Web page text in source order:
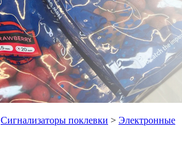
Сигнализаторы поклевки > Электронные